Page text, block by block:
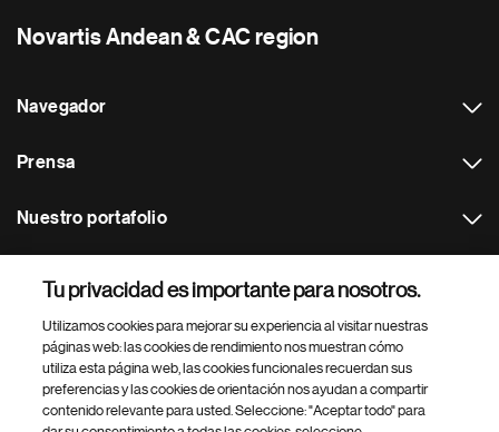
Novartis Andean & CAC region
Navegador
Prensa
Nuestro portafolio
Footer Site Search
Tu privacidad es importante para nosotros.
Utilizamos cookies para mejorar su experiencia al visitar nuestras
páginas web: las cookies de rendimiento nos muestran cómo
utiliza esta página web, las cookies funcionales recuerdan sus
preferencias y las cookies de orientación nos ayudan a compartir
contenido relevante para usted. Seleccione: "Aceptar todo" para